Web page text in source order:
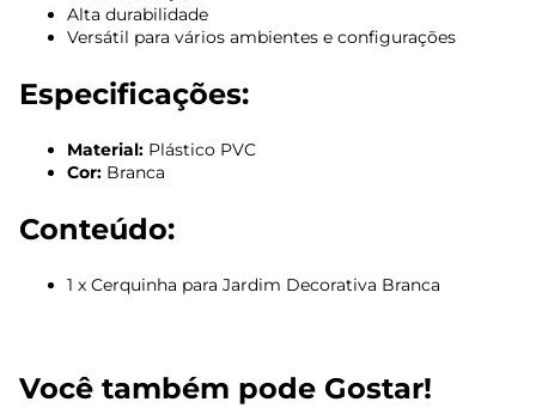
Alta durabilidade
Versátil para vários ambientes e configurações
Especificações:
Material: Plástico PVC
Cor: Branca
Conteúdo:
1 x Cerquinha para Jardim Decorativa Branca
Você também pode Gostar!